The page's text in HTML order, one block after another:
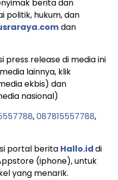
berita dan
politik, hukum, dan
dan
press release di media ini
lainnya, klik
ekbis) dan
nasional)
,087815557788,
portal berita Hallo.iddi
(iphone), untuk
yang menarik.